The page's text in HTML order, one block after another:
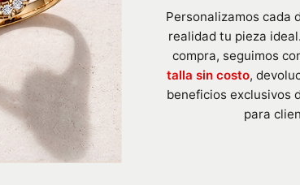
Personalizamos cada
realidad tu pieza
compra, seguimos
talla sin costo,
beneficios exclusivos
para